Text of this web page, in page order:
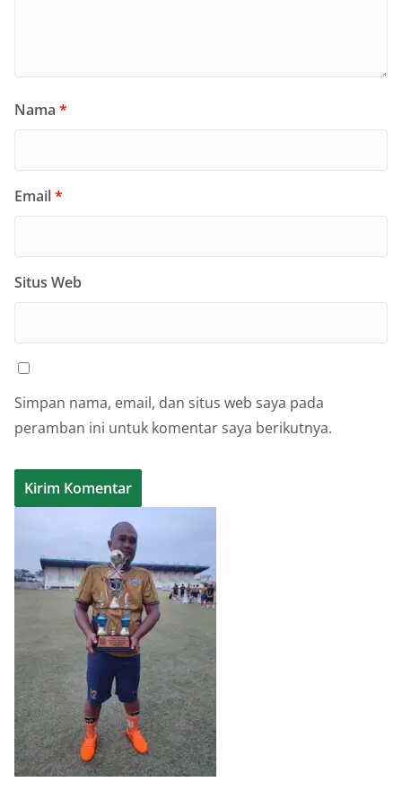
Nama *
Email*
Situs Web
Simpan nama, email, dan situs web saya pada
peramban ini untuk komentar saya berikutnya.